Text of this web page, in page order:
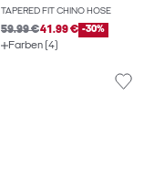
TAPERED FIT CHINO HOSE
59.99 €41.99 € -30%
Farben (4)